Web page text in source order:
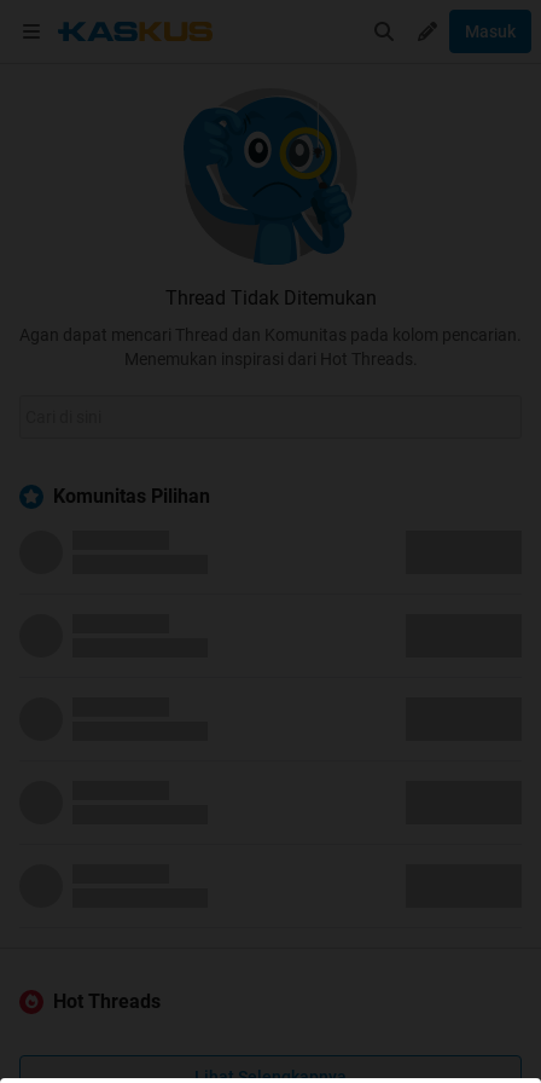
Masuk
Thread Tidak Ditemukan
Agan dapat mencari Thread dan Komunitas pada kolom pencarian.
Menemukan inspirasi dari Hot Threads.
Komunitas Pilihan
Hot Threads
Lihat Selengkapnya